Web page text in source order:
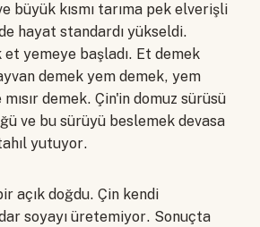
büyük kısmı tarıma pek elverişli
hayat standardı yükseldi.
yemeye başladı. Et demek
demek yem demek, yem
demek. Çin'in domuz sürüsü
ve bu sürüyü beslemek devasa
yutuyor.
açık doğdu. Çin kendi
soyayı üretemiyor. Sonuçta